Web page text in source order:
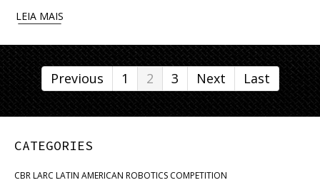
LEIA MAIS
Previous 1 2 3 Next Last
CATEGORIES
CBR LARC LATIN AMERICAN ROBOTICS COMPETITION